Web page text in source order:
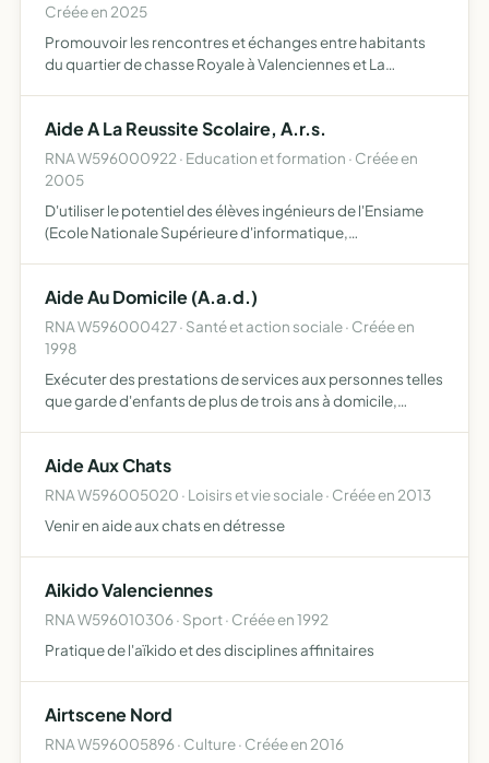
Créée en 2025
Promouvoir les rencontres et échanges entre habitants
du quartier de chasse Royale à Valenciennes et La
Aide A La Reussite Scolaire, A.r.s.
RNA W596000922 · Education et formation · Créée en
2005
D'utiliser le potentiel des élèves ingénieurs de l'Ensiame
(Ecole Nationale Supérieure d'informatique,
dans les mat…
Aide Au Domicile (A.a.d.)
RNA W596000427 · Santé et action sociale · Créée en
1998
Exécuter des prestations de services aux personnes telles
que garde d'enfants de plus de trois ans à domicile,
mén…
Aide Aux Chats
RNA W596005020 · Loisirs et vie sociale · Créée en 2013
Venir en aide aux chats en détresse
Aikido Valenciennes
RNA W596010306 · Sport · Créée en 1992
Pratique de l'aïkido et des disciplines affinitaires
Airtscene Nord
RNA W596005896 · Culture · Créée en 2016